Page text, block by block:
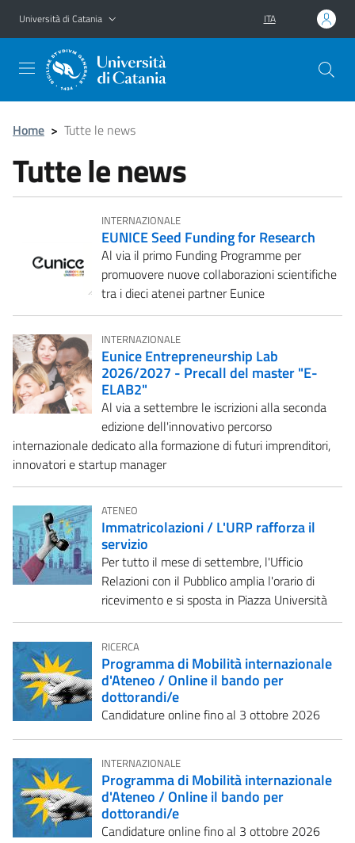
Vai al contenuto principale
Vai al menu di navigazione
Università di Catania ITA
Home > Tutte le news
Tutte le news
INTERNAZIONALE
EUNICE Seed Funding for Research
Al via il primo Funding Programme per
promuovere nuove collaborazioni scientifiche
tra i dieci atenei partner Eunice
INTERNAZIONALE
Eunice Entrepreneurship Lab
2026/2027 - Precall del master "E-
ELAB2"
Al via a settembre le iscrizioni alla seconda
edizione dell'innovativo percorso
internazionale dedicato alla formazione di futuri imprenditori,
innovatori e startup manager
ATENEO
Immatricolazioni / L'URP rafforza il
servizio
Per tutto il mese di settembre, l'Ufficio
Relazioni con il Pubblico amplia l'orario di
ricevimento e si sposta in Piazza Università
RICERCA
Programma di Mobilità internazionale
d'Ateneo / Online il bando per
dottorandi/e
Candidature online fino al 3 ottobre 2026
INTERNAZIONALE
Programma di Mobilità internazionale
d'Ateneo / Online il bando per
dottorandi/e
Candidature online fino al 3 ottobre 2026